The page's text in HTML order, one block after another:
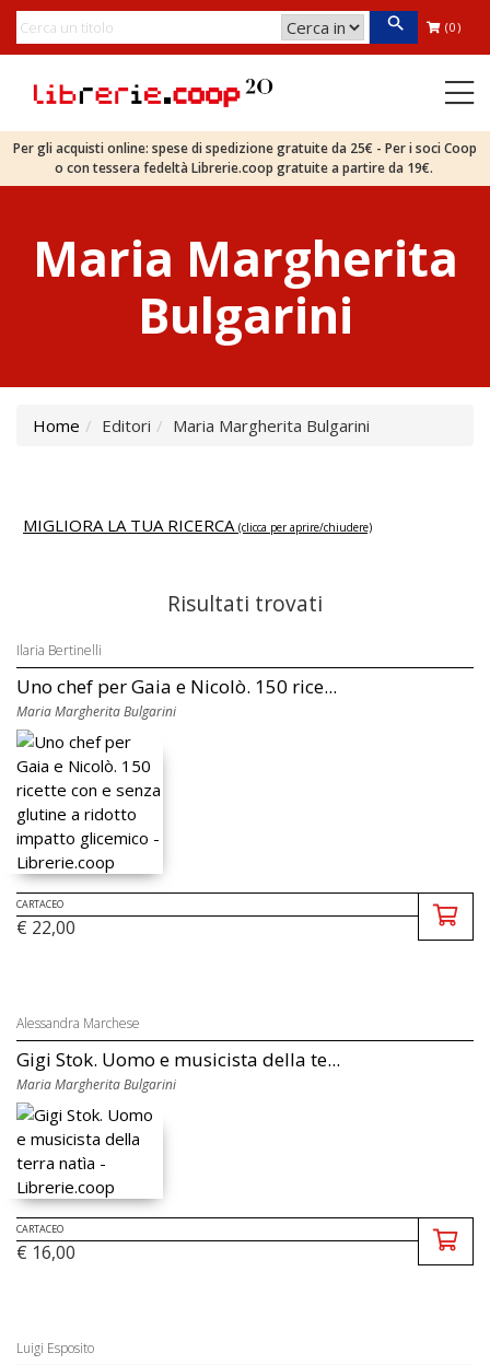
(0)
Per gli acquisti online: spese di spedizione gratuite da 25€ - Per i soci Coop
o con tessera fedeltà Librerie.coop gratuite a partire da 19€.
Maria Margherita
Bulgarini
Home Editori Maria Margherita Bulgarini
MIGLIORA LA TUA RICERCA (clicca per aprire/chiudere)
Risultati trovati
Ilaria Bertinelli
Uno chef per Gaia e Nicolò. 150 rice...
Maria Margherita Bulgarini
CARTACEO
€ 22,00
Alessandra Marchese
Gigi Stok. Uomo e musicista della te...
Maria Margherita Bulgarini
CARTACEO
€ 16,00
Luigi Esposito